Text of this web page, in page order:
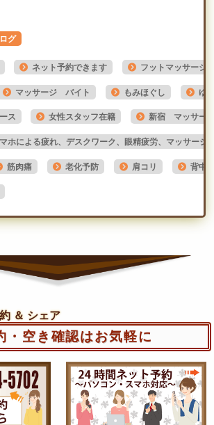
グ
ネット予約できます フットマッサージ
マッサージ バイト もみほぐし ゆ
ス 女性スタッフ在籍 新宿 マッサー
ホによる疲れ、デスクワーク、眼精疲労、マッサー
筋肉痛 老化予防 肩コリ 背中
＆ シェア
・空き確認はお気軽に